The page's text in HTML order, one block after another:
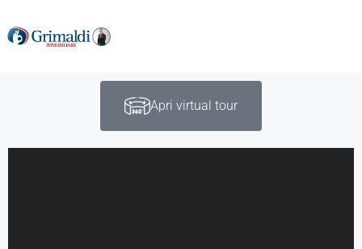
Apri virtual tour